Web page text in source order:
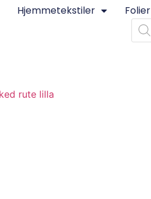
Hjemmetekstiler Folier